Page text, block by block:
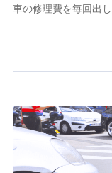
5.通話録音にて
7.社員（従業者
人事･勤怠･健康・
退職関連処理等の
業員同士の連絡の
車の修理費を毎回出